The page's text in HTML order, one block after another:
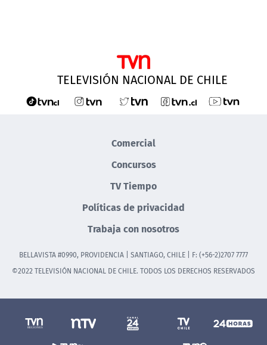
TELEVISIÓN NACIONAL DE CHILE
Comercial
Concursos
TV Tiempo
Políticas de privacidad
Trabaja con nosotros
BELLAVISTA #0990, PROVIDENCIA | SANTIAGO, CHILE | F: (+56-2)2707 7777
©2022 TELEVISIÓN NACIONAL DE CHILE. TODOS LOS DERECHOS RESERVADOS